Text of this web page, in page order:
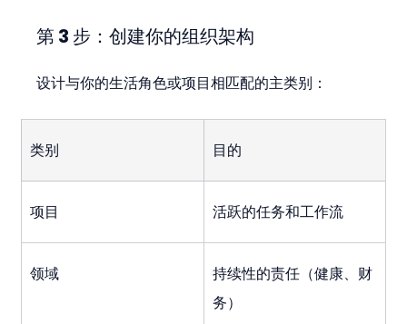
第 3 步：创建你的组织架构
设计与你的生活角色或项目相匹配的主类别：
类别 目的
项目 活跃的任务和工作流
领域
持续性的责任（健康、财
务）